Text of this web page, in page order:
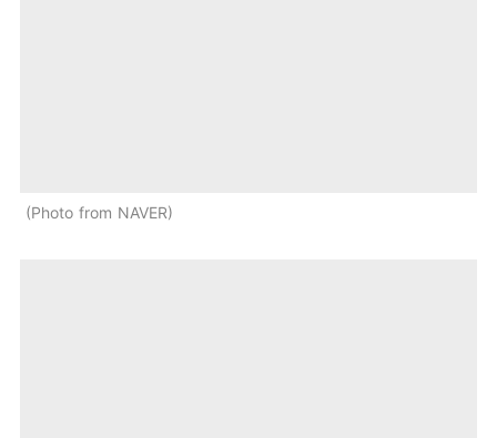
Photo from NAVER